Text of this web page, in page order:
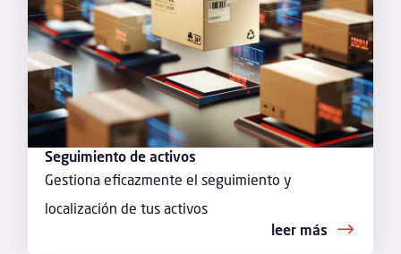
Seguimiento de activos
Gestiona eficazmente el seguimiento y
localización de tus activos
leer más